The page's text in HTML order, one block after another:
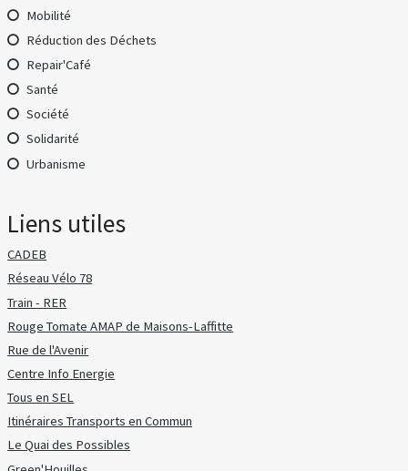
Mobilité
Réduction des Déchets
Repair'Café
Santé
Société
Solidarité
Urbanisme
Liens utiles
CADEB
Réseau Vélo 78
Train - RER
Rouge Tomate AMAP de Maisons-Laffitte
Rue de l'Avenir
Centre Info Energie
Tous en SEL
Itinéraires Transports en Commun
Le Quai des Possibles